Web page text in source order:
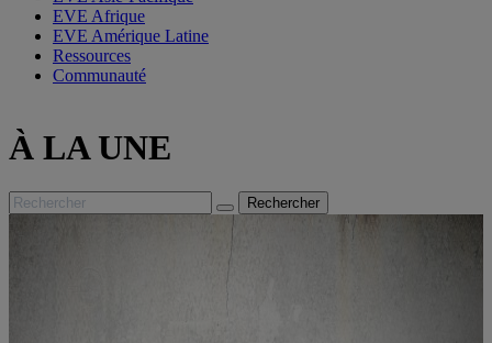
EVE Afrique
EVE Amérique Latine
Ressources
Communauté
À LA UNE
Rechercher